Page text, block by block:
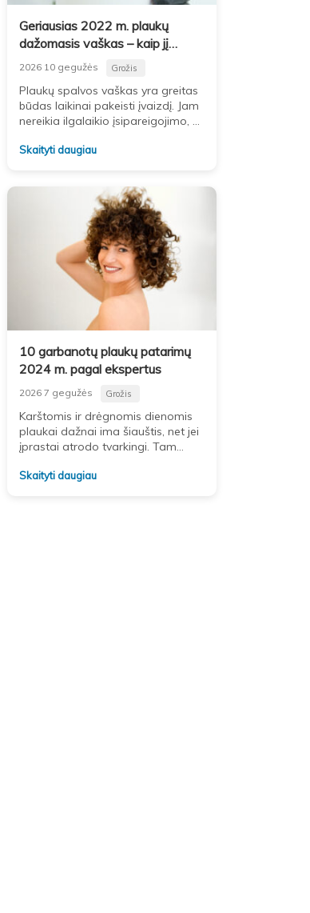
Geriausias 2022 m. plaukų
dažomasis vaškas – kaip jį
naudoti
2026 10 gegužės Grožis
Plaukų spalvos vaškas yra greitas
būdas laikinai pakeisti įvaizdį. Jam
nereikia ilgalaikio įsipareigojimo, o
Toks pasirinkimas tinka tiems, kurie
Skaityti daugiau
10 garbanotų plaukų patarimų
2024 m. pagal ekspertus
2026 7 gegužės Grožis
Karštomis ir drėgnomis dienomis
plaukai dažnai ima šiauštis, net jei
įprastai atrodo tvarkingi. Tam
būklė bei kasdienė
Skaityti daugiau